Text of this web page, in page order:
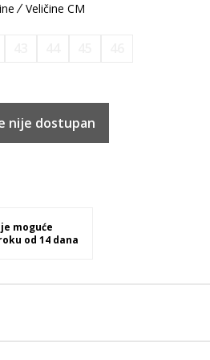
Veličine CM
nije dostupan
moguće
od 14 dana